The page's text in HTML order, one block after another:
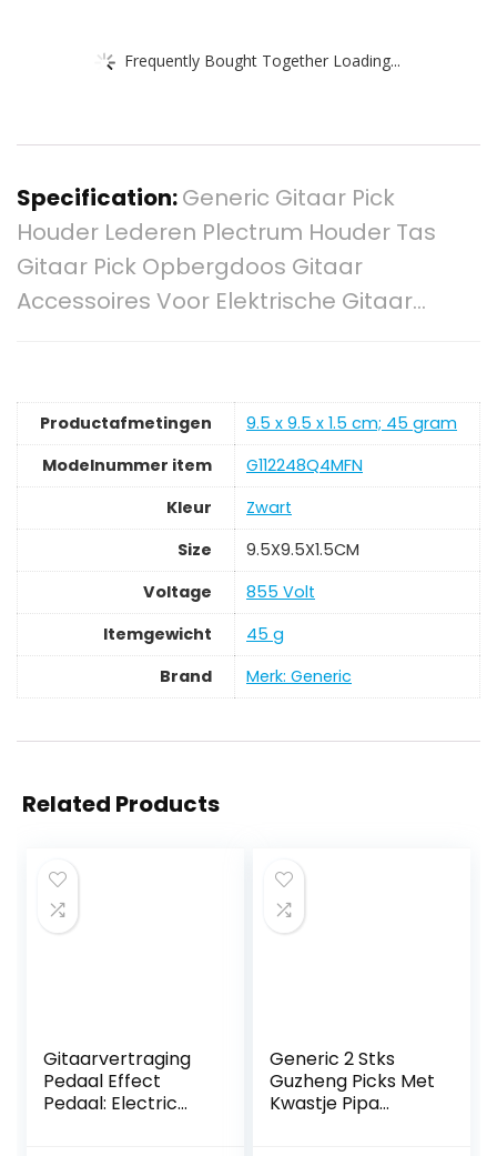
Frequently Bought Together Loading...
Specification:Generic Gitaar Pick
Houder Lederen Plectrum Houder Tas
Gitaar Pick Opbergdoos Gitaar
Accessoires Voor Elektrische Gitaar…
Productafmetingen
‎9.5 x 9.5 x 1.5 cm; 45 gram
Modelnummer item
‎G112248Q4MFN
Kleur
‎Zwart
Size
‎9.5X9.5X1.5CM
Voltage
‎855 Volt
Itemgewicht
‎45 g
Brand
Merk: Generic
Related Products
Gitaarvertraging
Pedaal Effect
Pedaal: Electric
Generic 2 Stks
Guzheng Picks Met
Kwastje Pipa